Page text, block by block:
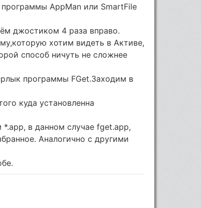
AppMan или SmartFile
джостиком 4 раза вправо.
хотим видеть в Активе,
способ ничуть не сложнее
программы FGet.Заходим в
куда установленна
в данном случае fget.app,
Аналогично с другими